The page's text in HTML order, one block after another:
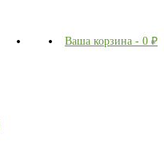
Ваша корзина - 0 ₽